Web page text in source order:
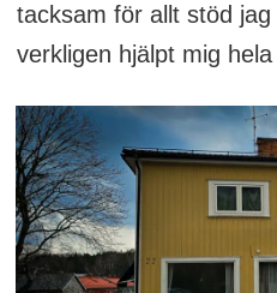
tacksam för allt stöd
verkligen hjälpt mig